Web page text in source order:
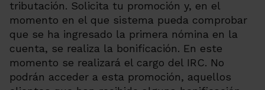
tributación. Solicita tu promoción y, en el
momento en el que sistema pueda comprobar
que se ha ingresado la primera nómina en la
cuenta, se realiza la bonificación. En este
momento se realizará el cargo del IRC. No
podrán acceder a esta promoción, aquellos